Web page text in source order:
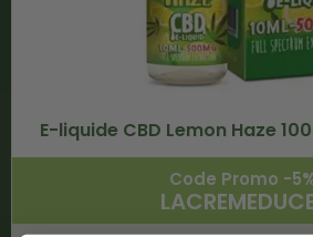
E-liquide CBD Lemon Haze
Code Promo -